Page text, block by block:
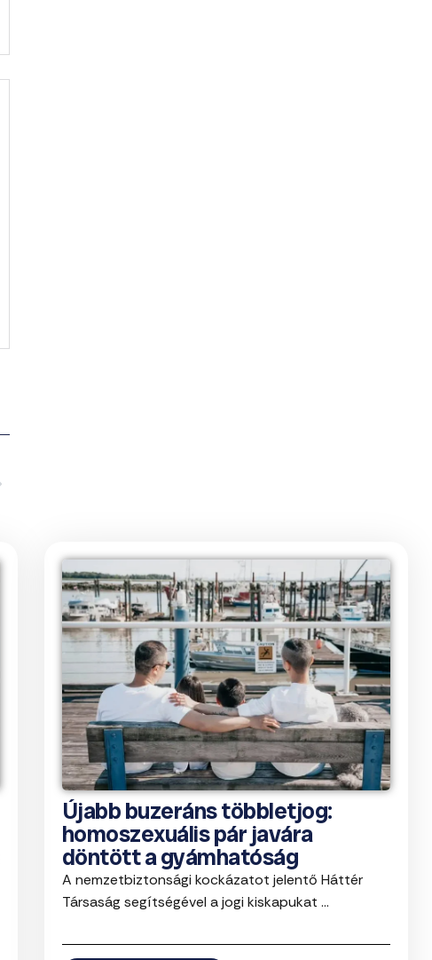
Újabb buzeráns többletjog:
homoszexuális pár javára
döntött a gyámhatóság
A nemzetbiztonsági kockázatot jelentő Háttér
Társaság segítségével a jogi kiskapukat ...